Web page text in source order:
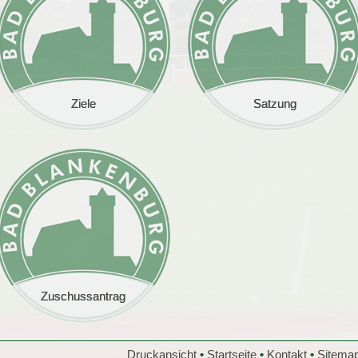
Ziele
Ziele Satzung
Satzung
Zuschussantrag
Zuschussantrag
Druckansicht • Startseite • Kontakt •